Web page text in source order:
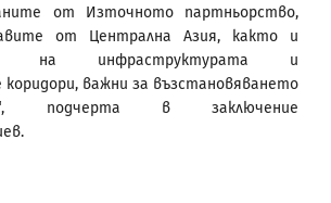
от Източното партньорство,
от Централна Азия, както и
на инфраструктурата и
важни за възстановяването
подчерта в заключение